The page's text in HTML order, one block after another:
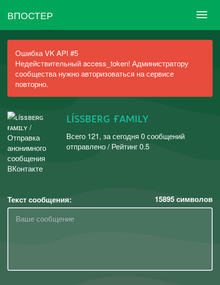
ВПОСТЕР
Ошибка VK API #5
Недействительный access_token! Администратору
сообщества нужно авторизоваться на сервисе
повторно.
ʟíssʙᴇʀɢ ғᴀᴍɪʟʏ
Всего 121, за сегодня 0 сообщений
отправлено / Рейтинг 0.5
Текст сообщения: 15895символов